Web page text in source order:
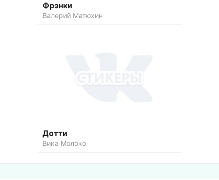
Фрэнки
Валерий Матюхин
Дотти
Вика Молоко